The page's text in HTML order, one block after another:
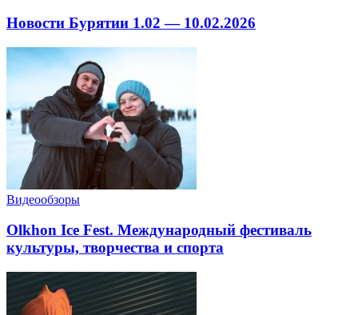
Новости Бурятии 1.02 — 10.02.2026
Видеообзоры
Olkhon Ice Fest. Международный фестиваль
культуры, творчества и спорта